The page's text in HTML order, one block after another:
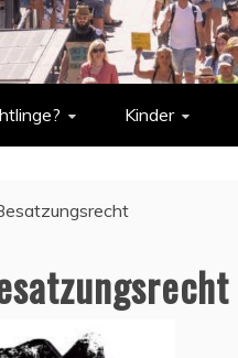
Kinder